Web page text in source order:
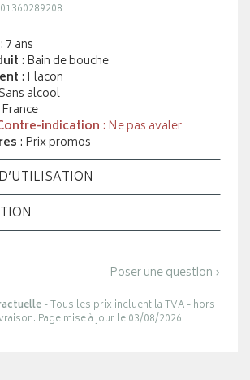
: 7 ans
: Bain de bouche
: Flacon
alcool
indication : Ne pas avaler
: Prix promos
Poser une question ›
- Tous les prix incluent la TVA - hors
Page mise à jour le 03/08/2026